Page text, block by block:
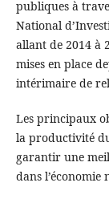
publiques à
National
allant de 2014 à
mises en place
intérimaire de
Les principaux
la productivité
garantir une
dans l’économie